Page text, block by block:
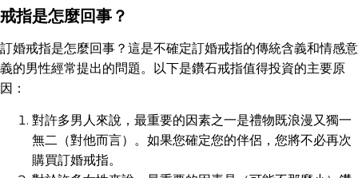
戒指是怎麼回事？
訂婚戒指是怎麼回事？這是不確定訂婚戒指的傳統含義和情感意
義的男性經常提出的問題。以下是鑽石戒指值得投資的主要原
因：
對許多男人來說，最重要的因素之一是禮物既浪漫又獨一
無二（對他而言）。如果您確定您的伴侶，您將不必再次
購買訂婚戒指。